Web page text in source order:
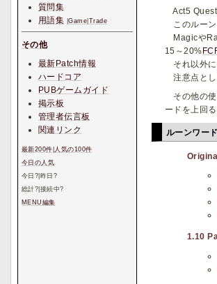
Act5
このルーン
Magicや
15～20%
それ以外に
注意点とし
その他の
ードを上回
ルーンワー
1.10
質問集
用語集 |Game Trade
その他
最新Patch情報
ハードコア
PUBゲームガイド
掲示板
管理者伝言板
関連リンク
最新200件 人気の100件
今日の人気
今日 ? |昨日 ?
総計? |接続中?
MENU編集